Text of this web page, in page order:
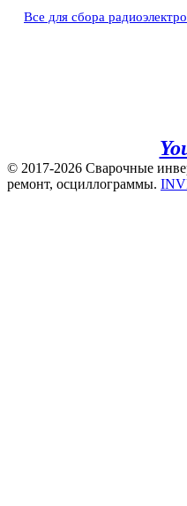
Все для сбора
© 2017-2026 Сварочные
ремонт, осциллограммы.